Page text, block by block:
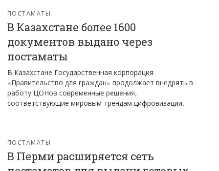
ПОСТАМАТЫ
В Казахстане более 1600
документов выдано через
постаматы
В Казахстане Государственная корпорация
«Правительство для граждан» продолжает внедрять в
работу ЦОНов современные решения,
соответствующие мировым трендам цифровизации.
ПОСТАМАТЫ
В Перми расширяется сеть